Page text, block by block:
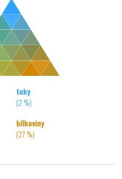
tuky
(2 %)
bílkoviny
(27 %)